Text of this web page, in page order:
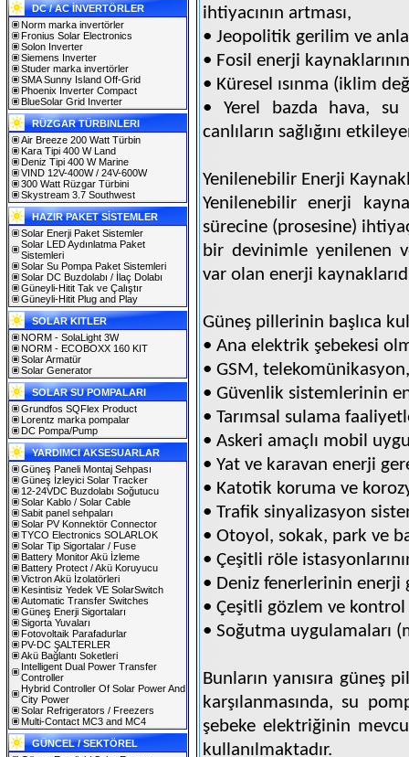
DC / AC İNVERTÖRLER
Norm marka invertörler
Fronius Solar Electronics
Solon Inverter
Siemens Inverter
Studer marka invertörler
SMA Sunny Island Off-Grid
Phoenix Inverter Compact
BlueSolar Grid Inverter
RÜZGAR TÜRBINLERI
Air Breeze 200 Watt Türbin
Kara Tipi 400 W Land
Deniz Tipi 400 W Marine
VIND 12V-400W / 24V-600W
300 Watt Rüzgar Türbini
Skystream 3.7 Southwest
HAZIR PAKET SİSTEMLER
Solar Enerji Paket Sistemler
Solar LED Aydınlatma Paket
Sistemleri
Solar Su Pompa Paket Sistemleri
Solar DC Buzdolabı / İlaç Dolabı
Güneyli-Hitit Tak ve Çalıştır
Güneyli-Hitit Plug and Play
SOLAR KITLER
NORM - SolaLight 3W
NORM - ECOBOXX 160 KIT
Solar Armatür
Solar Generator
SOLAR SU POMPALARI
Grundfos SQFlex Product
Lorentz marka pompalar
DC Pompa/Pump
YARDIMCI AKSESUARLAR
Güneş Paneli Montaj Sehpası
Güneş İzleyici Solar Tracker
12-24VDC Buzdolabı Soğutucu
Solar Kablo / Solar Cable
Sabit panel sehpaları
Solar PV Konnektör Connector
TYCO Electronics SOLARLOK
Solar Tip Sigortalar / Fuse
Battery Monitor Akü İzleme
Battery Protect / Akü Koruyucu
Victron Akü İzolatörleri
Kesintisiz Yedek VE SolarSwitch
Automatic Transfer Switches
Güneş Enerji Sigortaları
Sigorta Yuvaları
Fotovoltaik Parafadurlar
PV-DC ŞALTERLER
Akü Bağlantı Soketleri
Intelligent Dual Power Transfer
Controller
Hybrid Controller Of Solar Power And
City Power
Solar Refrigerators / Freezers
Multi-Contact MC3 and MC4
GÜNCEL / SEKTÖREL
ihtiyacının artması,
• Jeopolitik gerilim ve
• Fosil enerji
• Küresel ısınma (iklim
• Yerel bazda hava,
canlıların sağlığını
Yenilenebilir Enerji
Yenilenebilir enerji
sürecine (prosesine)
bir devinimle yenilenen
var olan enerji
Güneş pillerinin başlıca
• Ana elektrik şebekesi
• GSM,
• Güvenlik sistemlerinin
• Tarımsal sulama
• Askeri amaçlı mobil
• Yat ve karavan enerji
• Katotik koruma ve
• Trafik sinyalizasyon
• Otoyol, sokak, park ve
• Çeşitli röle
• Deniz fenerlerinin enerji
• Çeşitli gözlem ve kontrol
• Soğutma uygulamaları
Bunların yanısıra güneş
karşılanmasında, su
şebeke elektriğinin
kullanılmaktadır.